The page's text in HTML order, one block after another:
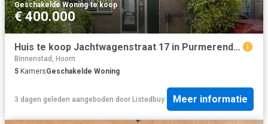
Geschakelde Woning·te koop
€ 400.000
Huis te koop Jachtwagenstraat 17 in Purmerend voor € 400.000
Binnenstad, Hoorn
5 KamersGeschakelde Woning
3 dagen geleden aangeboden door Listedbuy Meer informatie